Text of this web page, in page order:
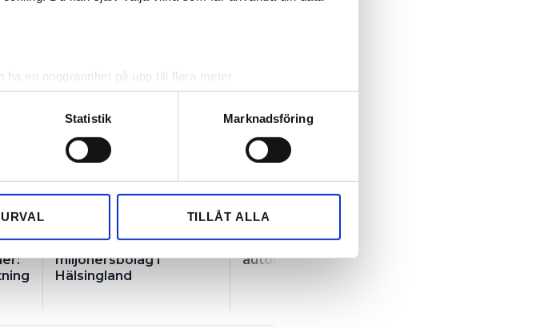
en noggrannhet på upp till flera meter
kännetecken (fingeravtryck)
ställ in dina preferenser i
detaljsektionen. Du kan ändra
sådana identifierare och annan information från din enhet
med. Dessa kan i sin tur kombinera informationen
Statistik Marknadsföring
TILLÅT ALLA
Bravida shoppar 100-
miljonersbolag i
Hälsingland
Bravida köper
automationsbolag i norr